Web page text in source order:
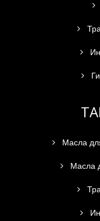
Масла
Масла